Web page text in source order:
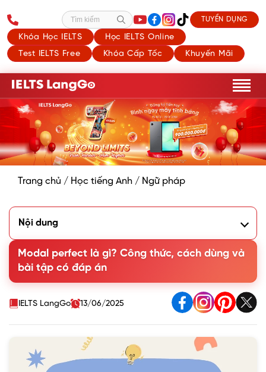
Khóa Học IELTS
Học IELTS Online
Test IELTS Free
Khóa Cấp Tốc Khuyến Mãi
Tìm kiếm TUYỂN DỤNG
Trang chủ / Học tiếng Anh / Ngữ pháp
Nội dung
2. Cấu trúc chung của Modal perfect
3. Cách sử dụng các perfect modal verbs
4. Lưu ý khi sử dụng Perfect Modal Verbs
5. Bài tập vận dụng Modal perfect - Có đáp án
Modal perfect là gì? Công thức, cách dùng và
bài tập có đáp án
IELTS LangGo 13/06/2025